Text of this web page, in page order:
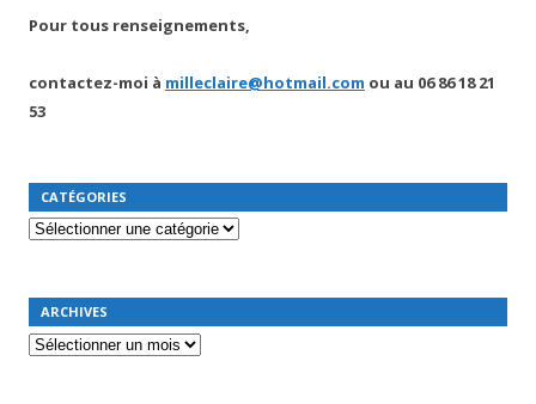
Pour tous renseignements,
contactez-moi à milleclaire@hotmail.com ou au 06 86 18 21
53
CATÉGORIES
Catégories
ARCHIVES
Archives